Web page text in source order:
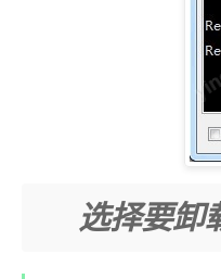
选择要卸